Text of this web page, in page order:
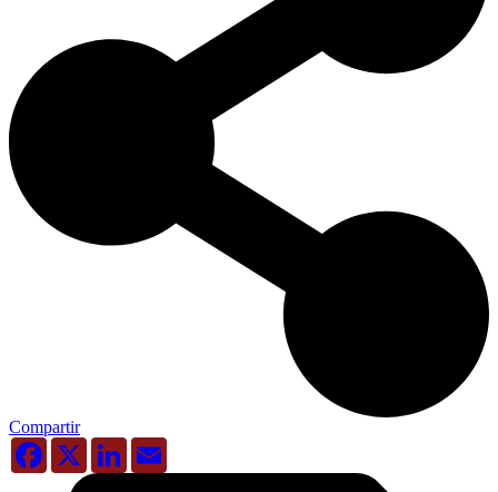
Compartir
Facebook
X LinkedIn